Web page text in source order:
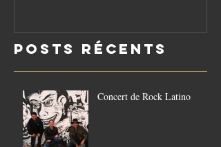
le vendredi
21/8
Posts Récents
Concert de Rock Latino